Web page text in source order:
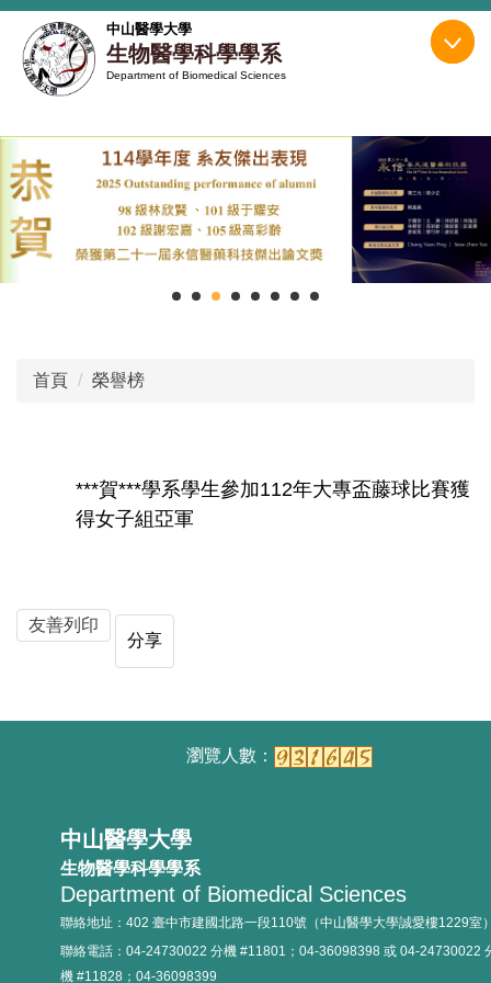
跳
到
主
區
中山醫學大學
生物醫學科學學系
Department of Biomedical Sciences
首頁 榮譽榜
***賀***學系學生參加112年大專盃藤球比賽獲
得女子組亞軍
友善列印
分享
中山醫學大學
生物醫學科學學系
Department of Biomedical Sciences
聯絡地址：402 臺中市建國北路一段110號（中山醫學大學誠愛樓1229室
聯絡電話：04-24730022 分機 #11801；04-36098398 或 04-24730022
機 #11828；04-36098399